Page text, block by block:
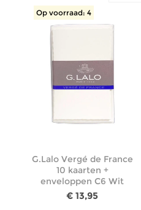
Op voorraad: 4
G.Lalo Vergé de France
10 kaarten +
enveloppen C6 Wit
€ 13,95